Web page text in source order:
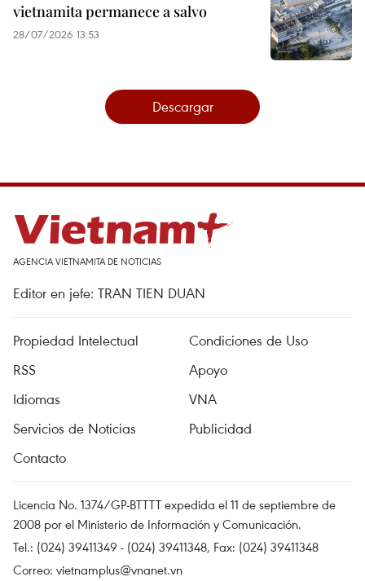
vietnamita permanece a salvo
28/07/2026 13:53
Descargar
AGENCIA VIETNAMITA DE NOTICIAS
Editor en jefe: TRAN TIEN DUAN
Propiedad Intelectual
Condiciones de Uso
RSS
Apoyo
Idiomas
VNA
Servicios de Noticias
Publicidad
Contacto
Licencia No. 1374/GP-BTTTT expedida el 11 de septiembre de
2008 por el Ministerio de Información y Comunicación.
Tel.: (024) 39411349 - (024) 39411348, Fax: (024) 39411348
Correo: vietnamplus@vnanet.vn